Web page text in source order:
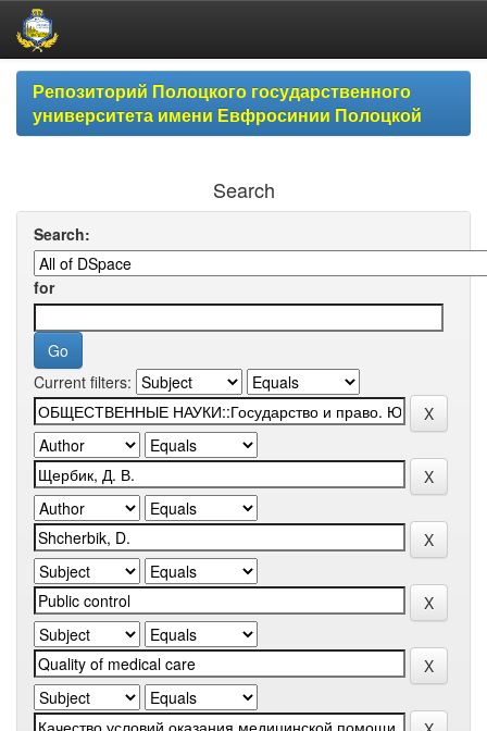
Skip
navigationРепозиторий Полоцкого государственного
университета имени Евфросинии Полоцкой
Search
Search:
for
Current filters: